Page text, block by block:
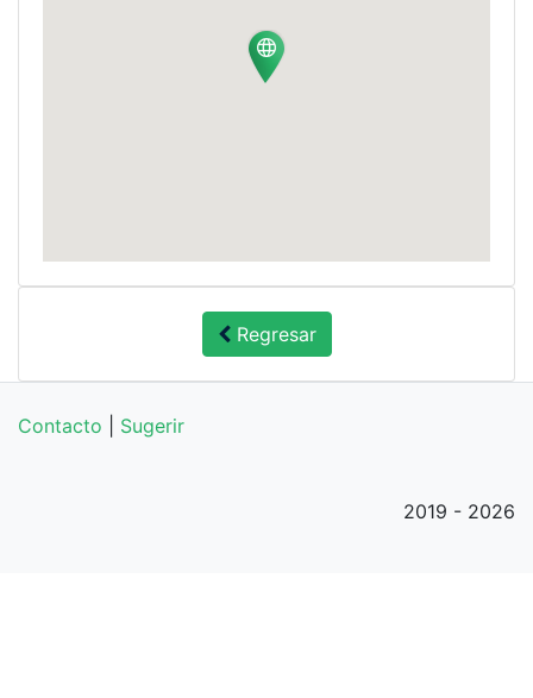
Regresar
Contacto Sugerir
2019 - 2026